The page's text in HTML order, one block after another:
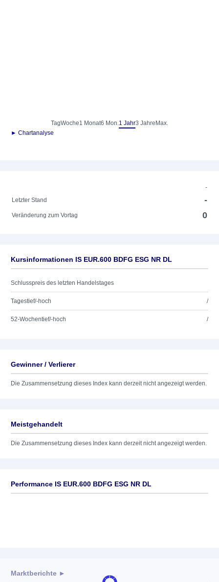
TagWoche1 Monat6 Mon.1 Jahr3 Jahre Max.
► Chartanalyse
-
Letzter Stand
-
Veränderung zum Vortag 0
Kursinformationen IS EUR.600 BDFG ESG NR DL
Schlusspreis des letzten Handelstages
Tagestief/-hoch /
52-Wochentief/-hoch /
Gewinner / Verlierer
Die Zusammensetzung dieses Index kann derzeit nicht angezeigt werden.
Meistgehandelt
Die Zusammensetzung dieses Index kann derzeit nicht angezeigt werden.
Performance IS EUR.600 BDFG ESG NR DL
Marktberichte ►